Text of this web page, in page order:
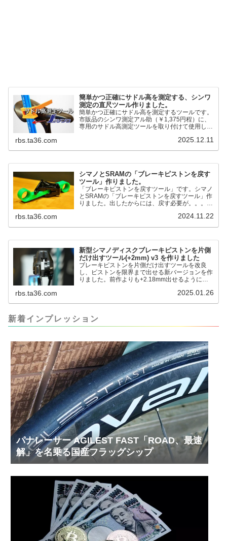
簡単かつ正確にサドル高を測定する、シンワ
測定の直尺ツール作りました。
簡単かつ正確にサドル高を測定するツールです。
市販品のシンワ測定アル助（￥1,375円程）に、
専用のサドル高測定ツールを取り付けて使用しま
るようになりました。シンワ測定(Shinwa
Sokutei)￥1,375Amazon.c...
rbs.ta36.com 2025.12.11
シマノとSRAMの「ブレーキピストンを戻す
ツール」作りました。
「ブレーキピストンを戻すツール」です。シマノ
とSRAMの「ブレーキピストンを戻すツール」作
りました。出したからには、戻す必要が。。。で
だと。。。▶「ブレーキピストンを戻すツール」
るのかというと、出ているピス...
rbs.ta36.com 2024.11.22
新型シマノディスクブレーキピストンを片側
だけ出すツール(+2mm) v3 を作りました
ブレーキピストンを片側だけ出すツールを改良
し、ピストンを限界まで出せる新バージョンを作
りました。前作よりも+2.18mm出せるようにな
って、オイル漏れするまで試しました。最も安全
ましたが、ギリギリまで攻めてますのでピストン
内部の汚れをさらに掃除できると思います。前作
rbs.ta36.com 2025.01.26
新着インプレッション
パナレーサー AGILEST FAST「ROAD、最速
解」を名乗る国産フラッグシップ